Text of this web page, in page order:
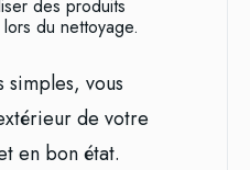
des produits
du nettoyage.
simples, vous
de votre
en bon état.